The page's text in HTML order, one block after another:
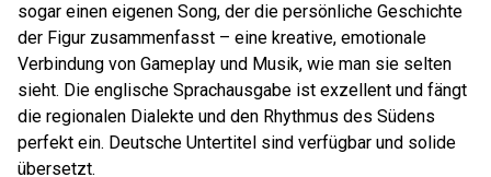
sogar einen eigenen Song, der die persönliche Geschichte
der Figur zusammenfasst – eine kreative, emotionale
Verbindung von Gameplay und Musik, wie man sie selten
sieht. Die englische Sprachausgabe ist exzellent und fängt
die regionalen Dialekte und den Rhythmus des Südens
perfekt ein. Deutsche Untertitel sind verfügbar und solide
übersetzt.